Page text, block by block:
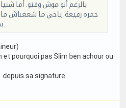
بالرغم أنو موش وقتو. أما
حمزة رفيعة. ياخي ما شعغناش
بخلاف المستوى متاعهم.
pourquoi pas Slim ben achour ou
depuis sa signature